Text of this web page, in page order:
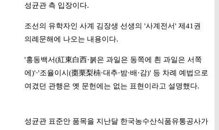
성균관 측 입장이다.
조선의 유학자인 사계 김장생 선생의 '사계전서' 제41권
의례문해에 나오는 내용이다.
'홍동백서(紅東白西·붉은 과일은 동쪽에 흰 과일은 서쪽
에)'·'조율이시(棗栗梨枾·대추·밤·배·감)' 등 차례 예법으로
여겼던 관행은 옛 문헌에는 없는 표현이라고 설명했다.
성균관 표준안 품목을 지난달 한국농수산식품유통공사가